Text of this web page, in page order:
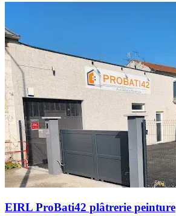
EIRL ProBati42 plâtrerie peinture